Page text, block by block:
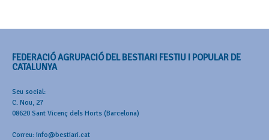
FEDERACIÓ AGRUPACIÓ DEL BESTIARI FESTIU I POPULAR DE
CATALUNYA
Seu social:
C. Nou, 27
08620 Sant Vicenç dels Horts (Barcelona)
Correu: info@bestiari.cat